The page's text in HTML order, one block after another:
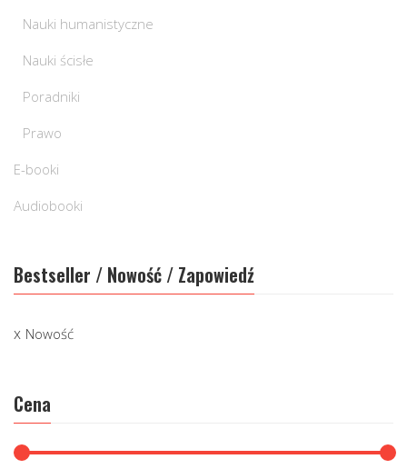
Nauki humanistyczne
Nauki ścisłe
Poradniki
Prawo
E-booki
Audiobooki
Bestseller / Nowość / Zapowiedź
Nowość
Cena